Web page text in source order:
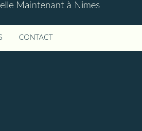
Maintenant à Nimes
CONTACT